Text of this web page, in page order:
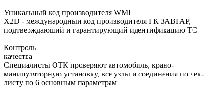
Уникальный код производителя WMI
X2D - международный код производителя ГК ЗАВГАР,
подтверждающий и гарантирующий идентификацию ТС
Контроль
качества
Специалисты ОТК проверяют автомобиль, крано-
манипуляторную установку, все узлы и соединения по чек-
листу по 6 основным параметрам